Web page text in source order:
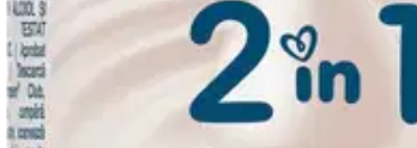
Arviot